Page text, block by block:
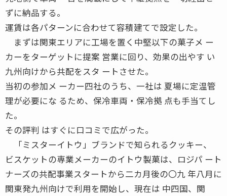
ずに納品する。
運賃は各パターンに合わせて容積建てで設定した。
まずは関東エリアに工場を置く中堅以下の菓子メ ー
カーをターゲットに提案 営業に回り、効果の出やす い
九州向けから共配をスタ ートさせた。
当初の参加メ ーカー四社のうち、一社は 夏場に定温管
理が必要にな るため、保冷車両・保冷拠 点も手当てし
た。
その評判 はすぐに口コミで広がった。
「ミスターイトウ」ブランドで知られるクッキー、
ビスケットの専業メーカーのイトウ製菓は、ロジパ ート
ナーズの共配事業スタートから二カ月後の〇九 年八月に
関東発九州向けで利用を開始し、現在は 中四国、関